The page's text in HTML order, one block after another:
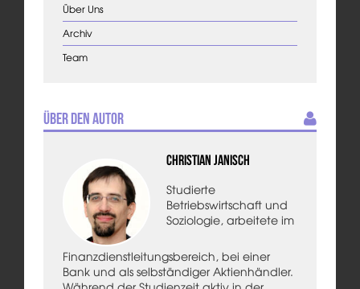
Über Uns
Archiv
Team
Über den Autor
Christian Janisch
Studierte
Betriebswirtschaft und
Soziologie, arbeitete im
Finanzdienstleitungsbereich, bei einer
Bank und als selbständiger Aktienhändler.